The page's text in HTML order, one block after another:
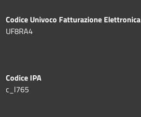
Codice Univoco Fatturazione Elettronica
UF8RA4
Codice IPA
c_l765